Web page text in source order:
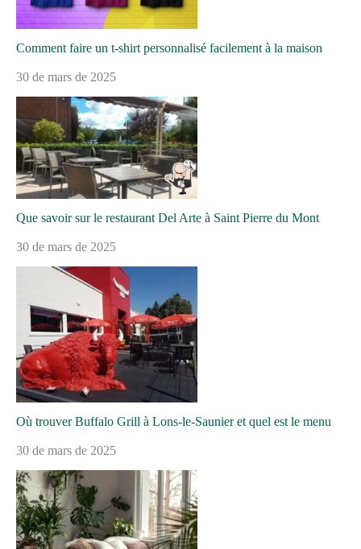
Comment faire un t-shirt personnalisé facilement à la maison
30 de mars de 2025
Que savoir sur le restaurant Del Arte à Saint Pierre du Mont
30 de mars de 2025
Où trouver Buffalo Grill à Lons-le-Saunier et quel est le menu
30 de mars de 2025